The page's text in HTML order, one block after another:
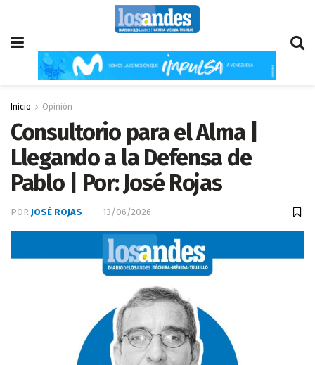
Inicio Opinión
Consultorio para el Alma |
Llegando a la Defensa de
Pablo | Por: José Rojas
POR JOSÉ ROJAS 13/06/2026